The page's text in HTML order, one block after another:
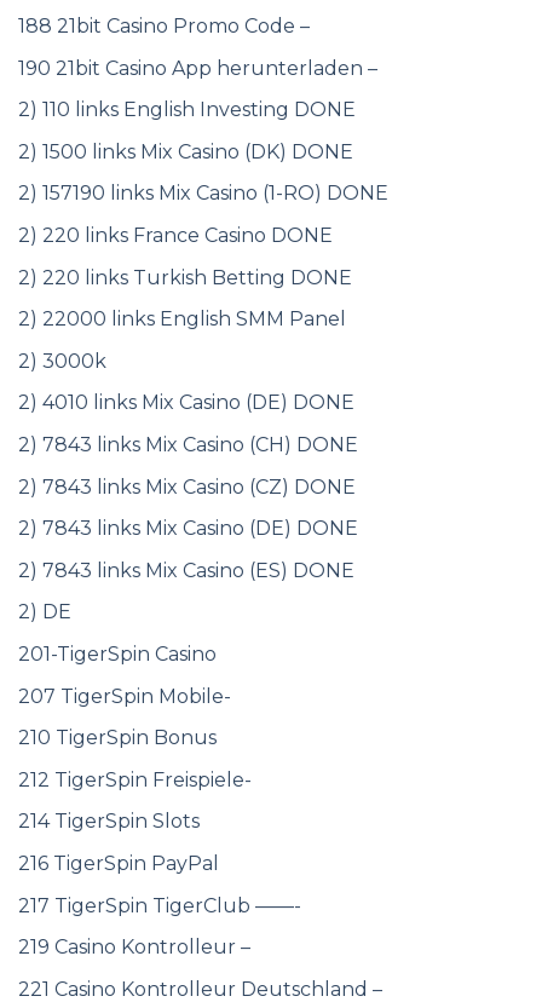
188 21bit Casino Promo Code –
190 21bit Casino App herunterladen –
2) 110 links English Investing DONE
2) 1500 links Mix Casino (DK) DONE
2) 157190 links Mix Casino (1-RO) DONE
2) 220 links France Casino DONE
2) 220 links Turkish Betting DONE
2) 22000 links English SMM Panel
2) 3000k
2) 4010 links Mix Casino (DE) DONE
2) 7843 links Mix Casino (CH) DONE
2) 7843 links Mix Casino (CZ) DONE
2) 7843 links Mix Casino (DE) DONE
2) 7843 links Mix Casino (ES) DONE
2) DE
201-TigerSpin Casino
207 TigerSpin Mobile-
210 TigerSpin Bonus
212 TigerSpin Freispiele-
214 TigerSpin Slots
216 TigerSpin PayPal
217 TigerSpin TigerClub ——-
219 Casino Kontrolleur –
221 Casino Kontrolleur Deutschland –